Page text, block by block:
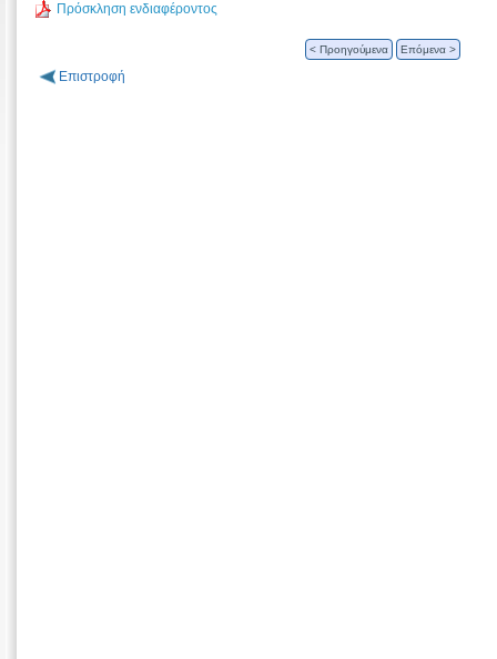
Πρόσκληση ενδιαφέροντος
< Προηγούμενα Επόμενα >
Επιστροφή